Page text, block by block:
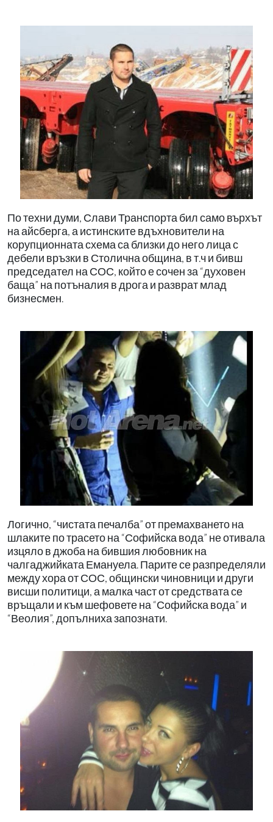
По техни думи, Слави Транспорта бил само върхът
на айсберга, а истинските вдъхновители на
корупционната схема са близки до него лица с
дебели връзки в Столична община, в т.ч и бивш
председател на СОС, който е сочен за “духовен
баща” на потъналия в дрога и разврат млад
бизнесмен.
Логично, “чистата печалба” от премахването на
шлаките по трасето на “Софийска вода” не отивала
изцяло в джоба на бившия любовник на
чалгаджийката Емануела. Парите се разпределяли
между хора от СОС, общински чиновници и други
висши политици, а малка част от средствата се
връщали и към шефовете на “Софийска вода” и
“Веолия”, допълниха запознати.